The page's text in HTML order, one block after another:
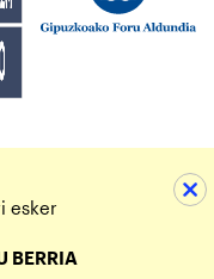
esker
BERRIA